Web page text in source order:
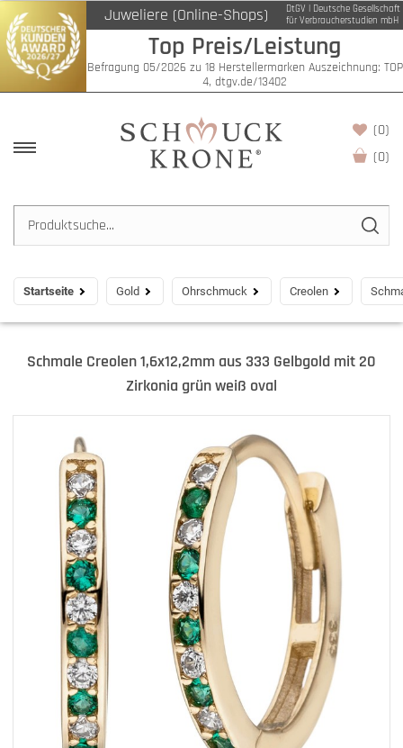
Juweliere (Online-Shops)
DtGV | Deutsche Gesellschaft
für Verbraucherstudien mbH
Top Preis/Leistung
Befragung 05/2026 zu 18 Herstellermarken Auszeichnung: TOP
4, dtgv.de/13402
(0)
(0)
Startseite Gold Ohrschmuck Creolen
Schmale Creolen 1,6x12,2mm aus 333 Gelbgold mit 20
Zirkonia grün weiß oval